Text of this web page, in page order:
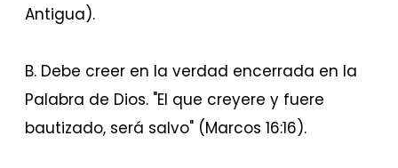
Antigua).
B. Debe creer en la verdad encerrada en la
Palabra de Dios. "El que creyere y fuere
bautizado, será salvo" (Marcos 16:16).